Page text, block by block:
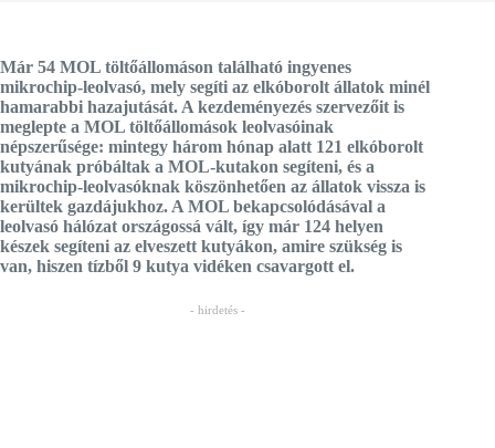
Már 54 MOL töltőállomáson található ingyenes
mikrochip-leolvasó, mely segíti az elkóborolt állatok minél
hamarabbi hazajutását. A kezdeményezés szervezőit is
meglepte a MOL töltőállomások leolvasóinak
népszerűsége: mintegy három hónap alatt 121 elkóborolt
kutyának próbáltak a MOL-kutakon segíteni, és a
mikrochip-leolvasóknak köszönhetően az állatok vissza is
kerültek gazdájukhoz. A MOL bekapcsolódásával a
leolvasó hálózat országossá vált, így már 124 helyen
készek segíteni az elveszett kutyákon, amire szükség is
van, hiszen tízből 9 kutya vidéken csavargott el.
- hirdetés -